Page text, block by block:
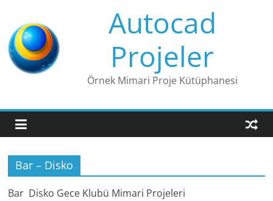
content
Autocad
Projeler
Örnek Mimari Proje Kütüphanesi
Bar – Disko
Bar Disko Gece Klubü Mimari Projeleri